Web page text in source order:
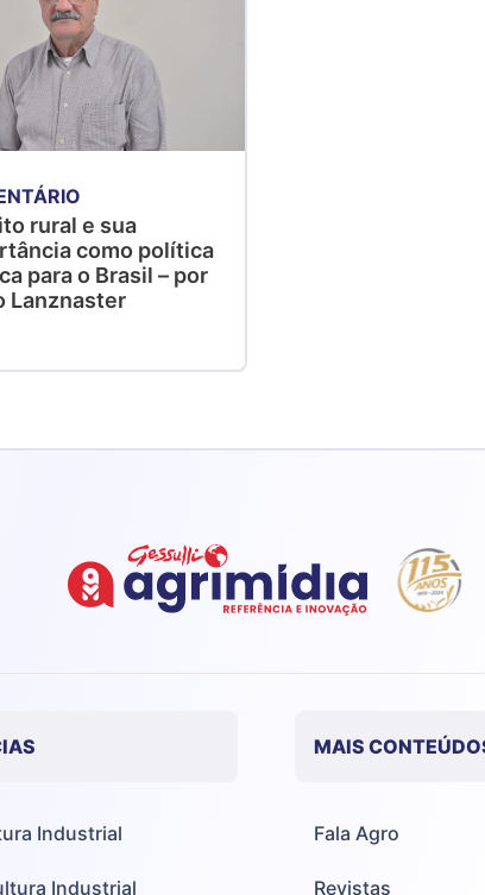
rural e sua
como política
para o Brasil – por
Lanznaster
Industrial
Industrial
MAIS
Fala Agro
Revistas